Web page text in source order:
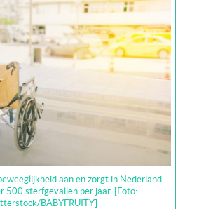
aan en zorgt in Nederland
500 sterfgevallen per jaar. [Foto:
BABYFRUITY]